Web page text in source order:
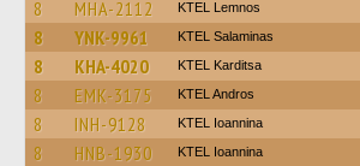
8 MHA-2112 KTEL Lemnos
8 YNK-9961 KTEL Salaminas
8 KHA-4020 ΚΤΕL Karditsa
8 EMK-3175 KTEL Andros
8 INH-9128 KTEL Ioannina
8 HNB-1930 KTEL Ioannina